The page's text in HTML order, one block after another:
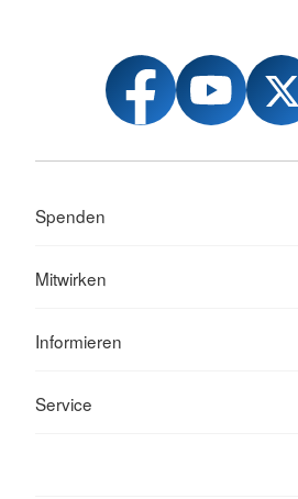
Spenden
Mitwirken
Informieren
Service